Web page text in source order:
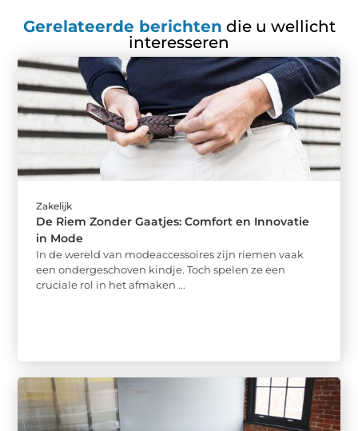
Gerelateerde berichten die u wellicht
interesseren
Zakelijk
De Riem Zonder Gaatjes: Comfort en Innovatie
in Mode
In de wereld van modeaccessoires zijn riemen vaak
een ondergeschoven kindje. Toch spelen ze een
cruciale rol in het afmaken ...